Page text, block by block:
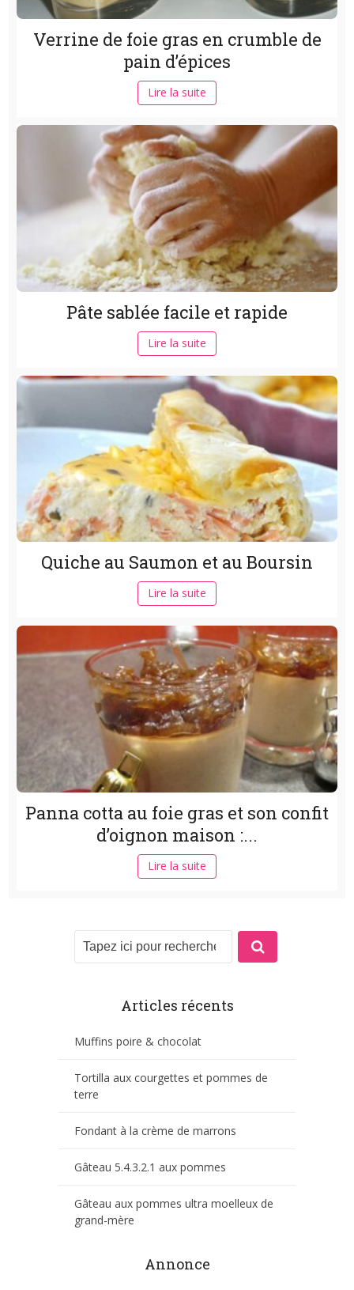
Verrine de foie gras en crumble de
pain d’épices
Lire la suite
Pâte sablée facile et rapide
Lire la suite
Quiche au Saumon et au Boursin
Lire la suite
Panna cotta au foie gras et son confit
d’oignon maison :...
Lire la suite
Articles récents
Muffins poire & chocolat
Tortilla aux courgettes et pommes de
terre
Fondant à la crème de marrons
Gâteau 5.4.3.2.1 aux pommes
Gâteau aux pommes ultra moelleux de
grand-mère
Annonce